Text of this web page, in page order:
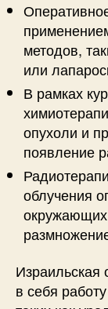
методов,
или
В рамках
опухоли и
появление
облучения
окружающих
Израильская
в себя